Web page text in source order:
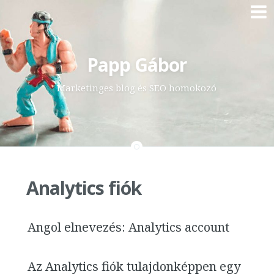
Skip
to
content
Papp Gábor
Marketinges blog és SEO homokozó
Analytics fiók
Angol elnevezés: Analytics account
Az Analytics fiók tulajdonképpen egy